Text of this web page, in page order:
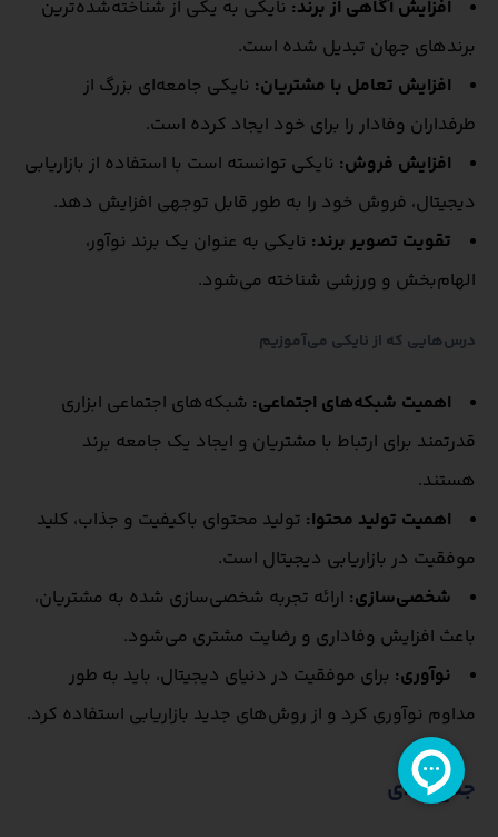
افزایش آگاهی از برند: نایکی به یکی از شناخته‌شده‌ترین
برندهای جهان تبدیل شده است.
افزایش تعامل با مشتریان: نایکی جامعه‌ای بزرگ از
طرفداران وفادار را برای خود ایجاد کرده است.
افزایش فروش: نایکی توانسته است با استفاده از بازاریابی
دیجیتال، فروش خود را به طور قابل توجهی افزایش دهد.
تقویت تصویر برند: نایکی به عنوان یک برند نوآور،
الهام‌بخش و ورزشی شناخته می‌شود.
درس‌هایی که از نایکی می‌آموزیم
اهمیت شبکه‌های اجتماعی: شبکه‌های اجتماعی ابزاری
قدرتمند برای ارتباط با مشتریان و ایجاد یک جامعه برند
هستند.
اهمیت تولید محتوا: تولید محتوای باکیفیت و جذاب، کلید
موفقیت در بازاریابی دیجیتال است.
شخصی‌سازی: ارائه تجربه شخصی‌سازی شده به مشتریان،
باعث افزایش وفاداری و رضایت مشتری می‌شود.
نوآوری: برای موفقیت در دنیای دیجیتال، باید به طور
مداوم نوآوری کرد و از روش‌های جدید بازاریابی استفاده کرد.
جمع بندی